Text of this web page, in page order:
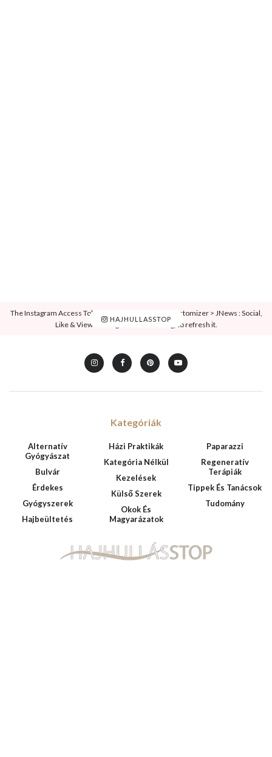
HAJHULLASSTOP
The Instagram Access Token is expired, Go to the Customizer > JNews : Social,
Like & View > Instagram Feed Setting, to refresh it.
Kategóriák
Alternatív
Gyógyászat
Bulvár
Érdekes
Gyógyszerek
Hajbeültetés
Házi Praktikák
Kategória Nélkül
Kezelések
Külső Szerek
Okok És
Magyarázatok
Paparazzi
Regeneratív
Terápiák
Tippek És Tanácsok
Tudomány